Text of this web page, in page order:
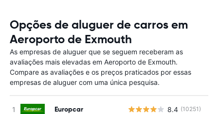
Opções de aluguer de carros em
Aeroporto de Exmouth
As empresas de aluguer que se seguem receberam as
avaliações mais elevadas em Aeroporto de Exmouth.
Compare as avaliações e os preços praticados por essas
empresas de aluguer com uma única pesquisa.
Europcar 8.4 (10251)